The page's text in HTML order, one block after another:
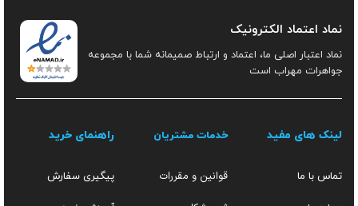
نماد اعتماد الکترونیک
نماد اعتبار اصلی ما، اعتماد و ارتباط صمیمانه شما با مجموعه
جواهرات مهراب است
لینک های مفید
تماس با ما
خدمات مشتریان
قوانین و مقررات
راهنمای خرید
پیگیری سفارش